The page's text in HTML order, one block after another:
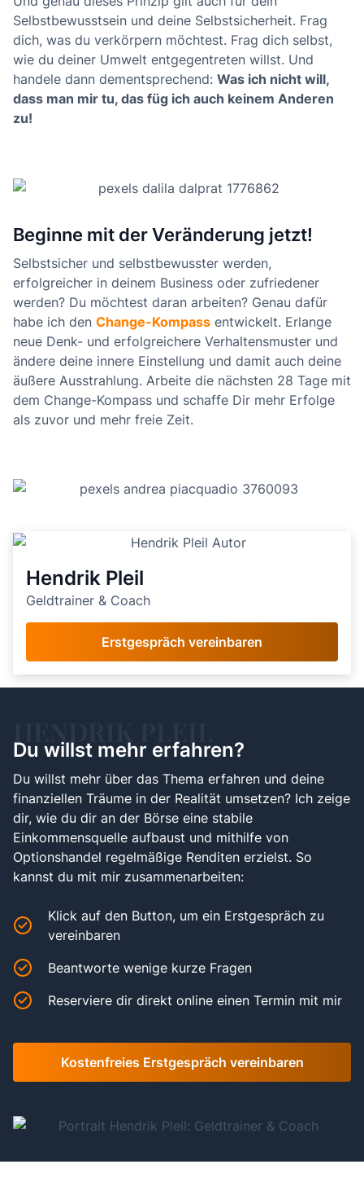
Selbstbewusstsein und deine Selbstsicherheit. Frag
dich, was du verkörpern möchtest. Frag dich selbst,
wie du deiner Umwelt entgegentreten willst. Und
handele dann dementsprechend: Was ich nicht will,
dass man mir tu, das füg ich auch keinem Anderen
zu!
Beginne mit der Veränderung jetzt!
Selbstsicher und selbstbewusster werden,
erfolgreicher in deinem Business oder zufriedener
werden? Du möchtest daran arbeiten? Genau dafür
habe ich den Change-Kompass entwickelt. Erlange
neue Denk- und erfolgreichere Verhaltensmuster und
ändere deine innere Einstellung und damit auch deine
äußere Ausstrahlung. Arbeite die nächsten 28 Tage mit
dem Change-Kompass und schaffe Dir mehr Erfolge
als zuvor und mehr freie Zeit.
Hendrik Pleil
Geldtrainer & Coach
Erstgespräch vereinbaren
Du willst mehr erfahren?
Du willst mehr über das Thema erfahren und deine
finanziellen Träume in der Realität umsetzen? Ich zeige
dir, wie du dir an der Börse eine stabile
Einkommensquelle aufbaust und mithilfe von
Optionshandel regelmäßige Renditen erzielst. So
kannst du mit mir zusammenarbeiten:
Klick auf den Button, um ein Erstgespräch zu
vereinbaren
Beantworte wenige kurze Fragen
Reserviere dir direkt online einen Termin mit mir
Kostenfreies Erstgespräch vereinbaren